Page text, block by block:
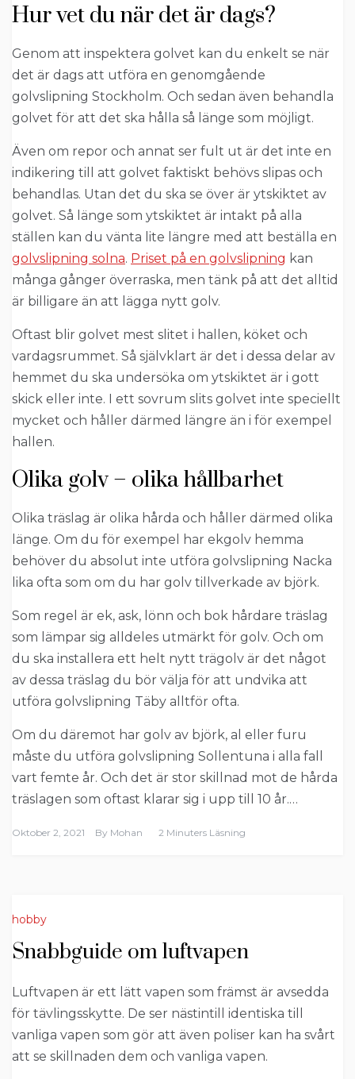
Hur vet du när det är dags?
Genom att inspektera golvet kan du enkelt se när
det är dags att utföra en genomgående
golvslipning Stockholm. Och sedan även behandla
golvet för att det ska hålla så länge som möjligt.
Även om repor och annat ser fult ut är det inte en
indikering till att golvet faktiskt behövs slipas och
behandlas. Utan det du ska se över är ytskiktet av
golvet. Så länge som ytskiktet är intakt på alla
ställen kan du vänta lite längre med att beställa en
golvslipning solna. Priset på en golvslipning kan
många gånger överraska, men tänk på att det alltid
är billigare än att lägga nytt golv.
Oftast blir golvet mest slitet i hallen, köket och
vardagsrummet. Så självklart är det i dessa delar av
hemmet du ska undersöka om ytskiktet är i gott
skick eller inte. I ett sovrum slits golvet inte speciellt
mycket och håller därmed längre än i för exempel
hallen.
Olika golv – olika hållbarhet
Olika träslag är olika hårda och håller därmed olika
länge. Om du för exempel har ekgolv hemma
behöver du absolut inte utföra golvslipning Nacka
lika ofta som om du har golv tillverkade av björk.
Som regel är ek, ask, lönn och bok hårdare träslag
som lämpar sig alldeles utmärkt för golv. Och om
du ska installera ett helt nytt trägolv är det något
av dessa träslag du bör välja för att undvika att
utföra golvslipning Täby alltför ofta.
Om du däremot har golv av björk, al eller furu
måste du utföra golvslipning Sollentuna i alla fall
vart femte år. Och det är stor skillnad mot de hårda
träslagen som oftast klarar sig i upp till 10 år.…
Oktober 2, 2021 By Mohan 2 Minuters Läsning
hobby
Snabbguide om luftvapen
Luftvapen är ett lätt vapen som främst är avsedda
för tävlingsskytte. De ser nästintill identiska till
vanliga vapen som gör att även poliser kan ha svårt
att se skillnaden dem och vanliga vapen.